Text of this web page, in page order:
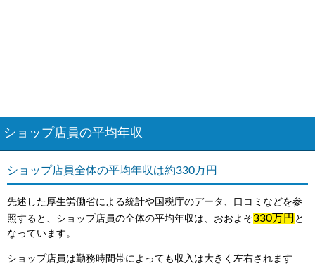
ショップ店員の平均年収
ショップ店員全体の平均年収は約330万円
先述した厚生労働省による統計や国税庁のデータ、口コミなどを参
照すると、ショップ店員の全体の平均年収は、おおよそ330万円 と
なっています。
ショップ店員は勤務時間帯によっても収入は大きく左右されます